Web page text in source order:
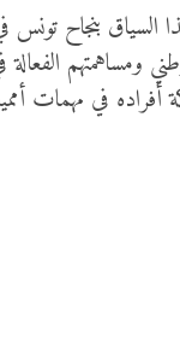
بنجاح تونس
الفعالة
في مهمات